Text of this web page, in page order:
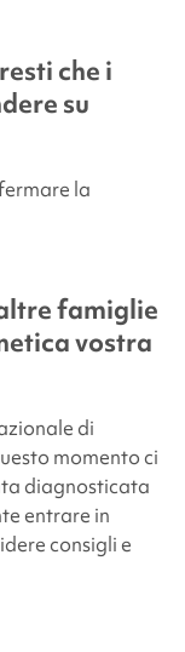
che i
su
la
famiglie
vostra
di
momento ci
diagnosticata
entrare in
consigli e